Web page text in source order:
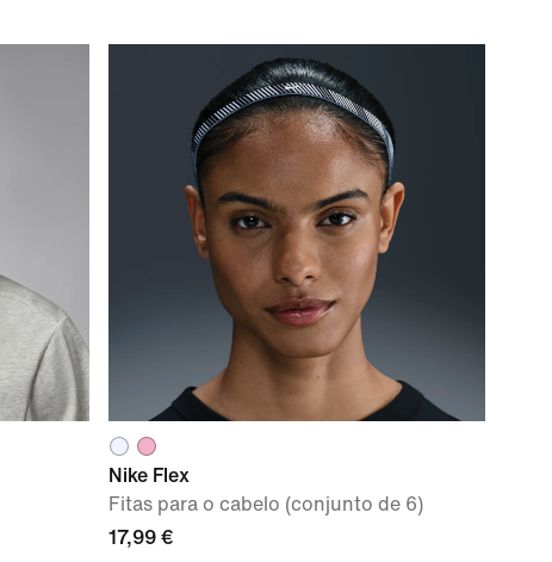
Nike Flex
Fitas para o cabelo (conjunto de 6)
17,99 €